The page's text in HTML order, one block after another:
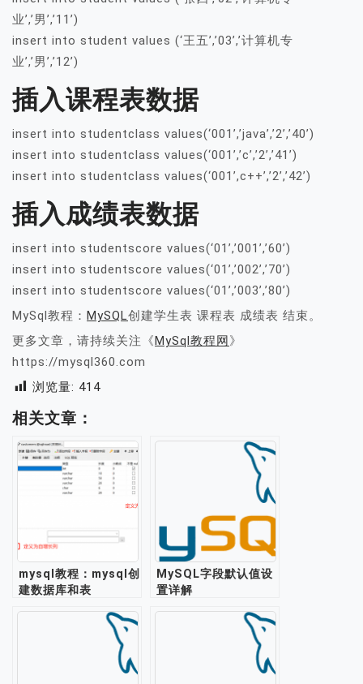
业’,’男’,’11’)
insert into student values (‘王五’,’03’,’计算机专
业’,’男’,’12’)
插入课程表数据
insert into studentclass values(‘001’,’java’,’2’,’40’)
insert into studentclass values(‘001’,’c’,’2’,’41’)
insert into studentclass values(‘001’,c++’,’2’,’42’)
插入成绩表数据
insert into studentscore values(‘01’,’001’,’60’)
insert into studentscore values(‘01’,’002’,’70’)
insert into studentscore values(‘01’,’003’,’80’)
MySql教程： MySQL创建学生表 课程表 成绩表 结束。
更多文章，请持续关注《MySql教程网》
https://mysql360.com
浏览量: 414
相关文章：
mysql教程：mysql创
建数据库和表
MySQL字段默认值设
置详解